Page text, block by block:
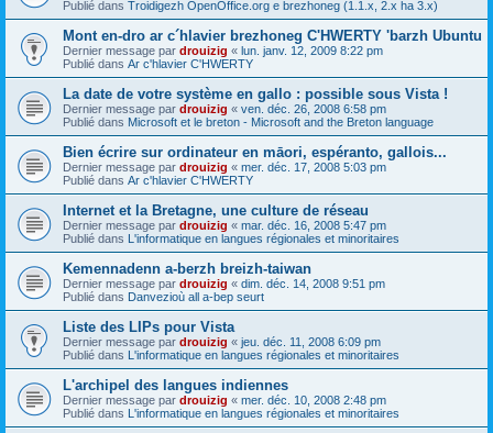
Publié dans Troidigezh OpenOffice.org e brezhoneg (1.1.x, 2.x ha 3.x)
Mont en-dro ar c´hlavier brezhoneg C'HWERTY 'barzh Ubuntu
Dernier message par drouizig « lun. janv. 12, 2009 8:22 pm
Publié dans Ar c'hlavier C'HWERTY
La date de votre système en gallo : possible sous Vista !
Dernier message par drouizig « ven. déc. 26, 2008 6:58 pm
Publié dans Microsoft et le breton - Microsoft and the Breton language
Bien écrire sur ordinateur en māori, espéranto, gallois...
Dernier message par drouizig « mer. déc. 17, 2008 5:03 pm
Publié dans Ar c'hlavier C'HWERTY
Internet et la Bretagne, une culture de réseau
Dernier message par drouizig « mar. déc. 16, 2008 5:47 pm
Publié dans L'informatique en langues régionales et minoritaires
Kemennadenn a-berzh breizh-taiwan
Dernier message par drouizig « dim. déc. 14, 2008 9:51 pm
Publié dans Danvezioù all a-bep seurt
Liste des LIPs pour Vista
Dernier message par drouizig « jeu. déc. 11, 2008 6:09 pm
Publié dans L'informatique en langues régionales et minoritaires
L'archipel des langues indiennes
Dernier message par drouizig « mer. déc. 10, 2008 2:48 pm
Publié dans L'informatique en langues régionales et minoritaires